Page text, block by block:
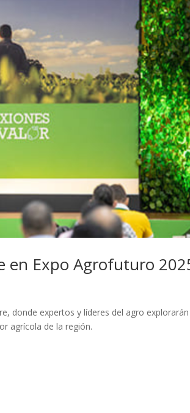
en Expo Agrofuturo
donde expertos y líderes del agro explorarán
agrícola de la región.